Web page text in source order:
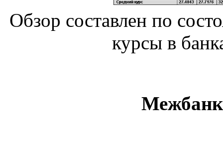
Обзор составлен по
курсы в